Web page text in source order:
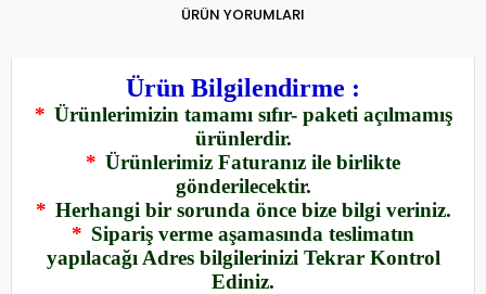
ÜRÜN YORUMLARI
Ürün Bilgilendirme :
* Ürünlerimizin tamamı sıfır- paketi açılmamış
ürünlerdir.
* Ürünlerimiz Faturanız ile birlikte
gönderilecektir.
* Herhangi bir sorunda önce bize bilgi veriniz.
* Sipariş verme aşamasında teslimatın
yapılacağı Adres bilgilerinizi Tekrar Kontrol
Ediniz.